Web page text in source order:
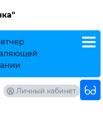
Личный кабинет